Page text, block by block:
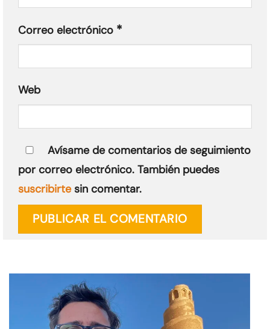
Correo electrónico *
Web
Avísame de comentarios de seguimiento
por correo electrónico. También puedes
suscribirtesin comentar.